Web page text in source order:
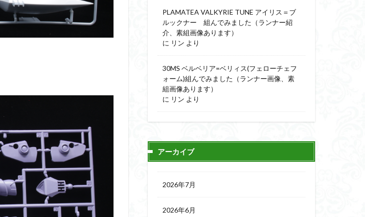
PLAMATEA VALKYRIE TUNE アイリス＝ブ
ルックナー 組んでみました（ランナー紹
介、素組画像あります）
に リン より
30MS ベルベリア=ベリィス(フェローチェフ
ォーム)組んでみました（ランナー画像、素
組画像あります）
に リン より
アーカイブ
2026年7月
2026年6月